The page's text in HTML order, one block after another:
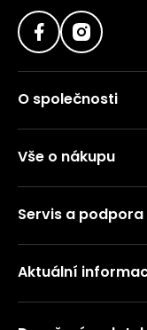
O společnosti
Vše o nákupu
Servis a podpora
Aktuální